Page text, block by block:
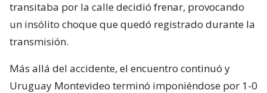
transitaba por la calle decidió frenar, provocando
un insólito choque que quedó registrado durante la
transmisión.
Más allá del accidente, el encuentro continuó y
Uruguay Montevideo terminó imponiéndose por 1-0